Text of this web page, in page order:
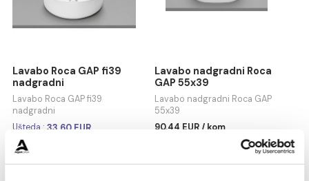
143.19 EUR / kom
114.55 EUR / kom